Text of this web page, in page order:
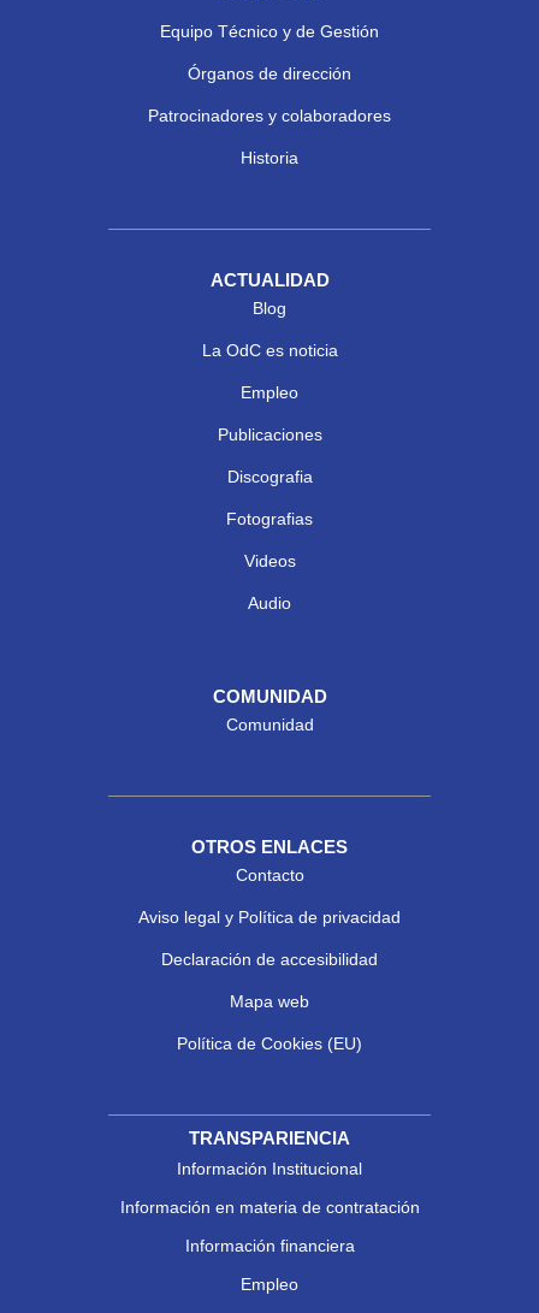
Equipo Técnico y de Gestión
Órganos de dirección
Patrocinadores y colaboradores
Historia
ACTUALIDAD
Blog
La OdC es noticia
Empleo
Publicaciones
Discografia
Fotografias
Videos
Audio
COMUNIDAD
Comunidad
OTROS ENLACES
Contacto
Aviso legal y Política de privacidad
Declaración de accesibilidad
Mapa web
Política de Cookies (EU)
TRANSPARIENCIA
Información Institucional
Información en materia de contratación
Información financiera
Empleo